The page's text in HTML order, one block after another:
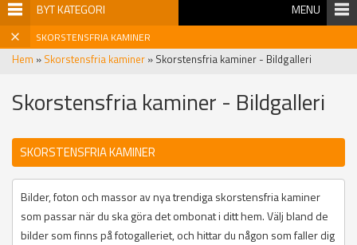
BYT KATEGORI MENU
SKORSTENSFRIA KAMINER
Hem » Skorstensfria kaminer » Skorstensfria kaminer - Bildgalleri
Skorstensfria kaminer - Bildgalleri
SKORSTENSFRIA KAMINER
Bilder, foton och massor av nya trendiga skorstensfria kaminer
som passar när du ska göra det ombonat i ditt hem. Välj bland de
bilder som finns på fotogalleriet, och hittar du någon som faller dig